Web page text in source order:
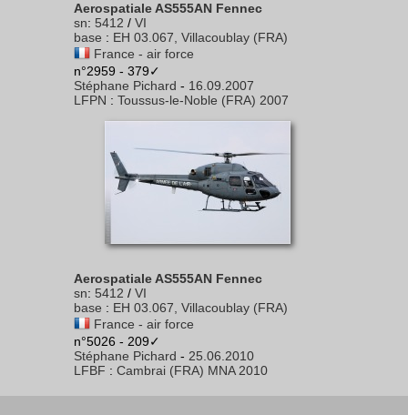
Aerospatiale AS555AN Fennec
sn: 5412 / VI
base : EH 03.067, Villacoublay (FRA)
France - air force
n°2959 - 379✓
Stéphane Pichard - 16.09.2007
LFPN : Toussus-le-Noble (FRA) 2007
Aerospatiale AS555AN Fennec
sn: 5412 / VI
base : EH 03.067, Villacoublay (FRA)
France - air force
n°5026 - 209✓
Stéphane Pichard - 25.06.2010
LFBF : Cambrai (FRA) MNA 2010